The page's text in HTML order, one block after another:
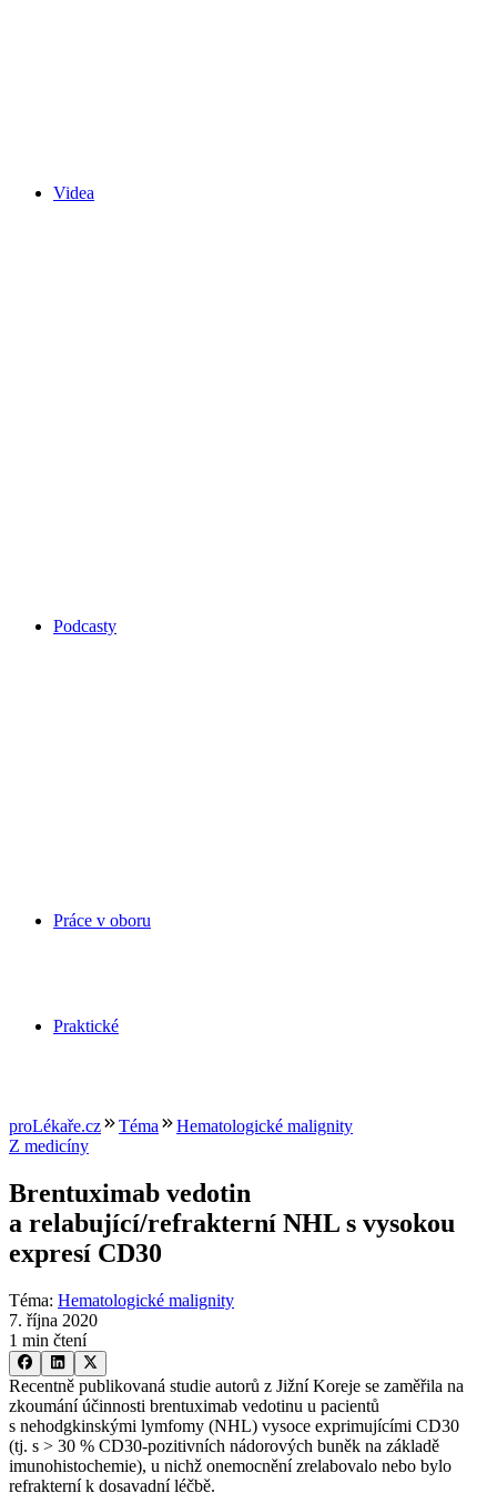
Videa
Podcasty
Práce v oboru
Praktické
proLékaře.cz Téma
Hematologické malignity
Z medicíny
Brentuximab vedotin
a relabující/refrakterní NHL s vysokou
expresí CD30
Téma: Hematologické malignity
7. října 2020
1 min čtení
Recentně publikovaná studie autorů z Jižní Koreje se zaměřila na
zkoumání účinnosti brentuximab vedotinu u pacientů
s nehodgkinskými lymfomy (NHL) vysoce exprimujícími CD30
(tj. s > 30 % CD30-pozitivních nádorových buněk na základě
imunohistochemie), u nichž onemocnění zrelabovalo nebo bylo
refrakterní k dosavadní léčbě.